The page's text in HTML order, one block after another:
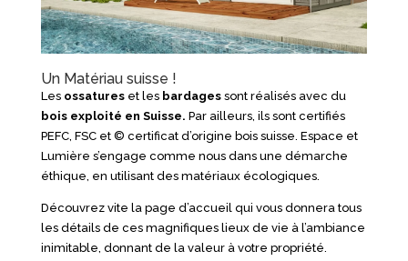
Un Matériau suisse !
Les ossatureset les bardagessont réalisés avec du
bois exploité en Suisse. Par ailleurs, ils sont certifiés
PEFC, FSC et © certificat d’origine bois suisse. Espace et
Lumière s’engage comme nous dans une démarche
éthique, en utilisant des matériaux écologiques.
Découvrez vite la page d’accueil qui vous donnera tous
les détails de ces magnifiques lieux de vie à l’ambiance
inimitable, donnant de la valeur à votre propriété.